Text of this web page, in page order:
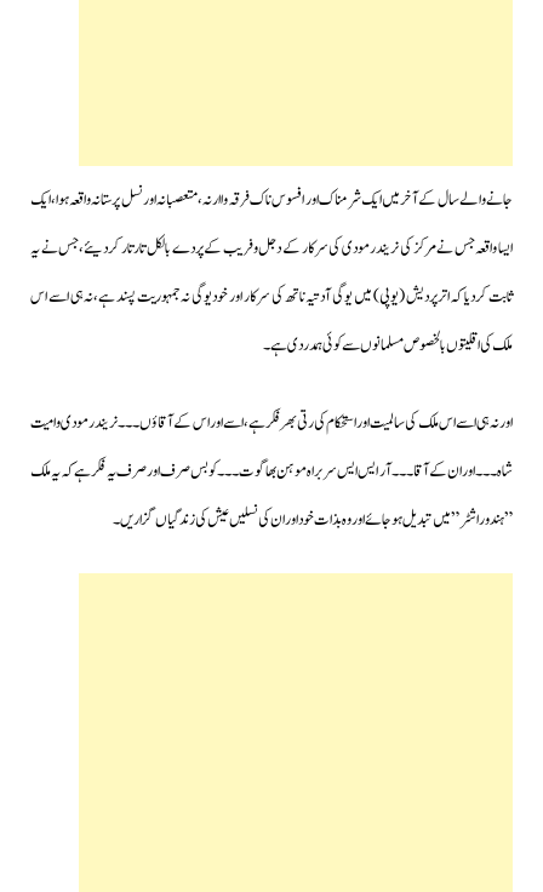
جانے والے سال کے آخر میں ایک شرمناک اور افسوس ناک فرقہ واارنہ،متعصبانہ اور نسل پرستانہ واقعہ ہوا،ایک
ایسا واقعہ جس نے مرکز کی نریندر مودی کی سرکار کے دجل وفریب کے پردے بالکل تار تار کردیئے،جس نے یہ
ثابت کردیا کہ اترپردیش (یوپی) میں یوگی آدتیہ ناتھ کی سرکار اور خود یوگی نہ جمہوریت پسند ہے،نہ ہی اسے اس
ملک کی اقلیتوں بالخصوص مسلمانوں سے کوئی ہمدردی ہے۔
اور نہ ہی اسے اس ملک کی سالمیت اور استحکام کی رتی بھر فکر ہے،اسے اور اس کے آقاؤں ۔۔۔ نریندر مودی وامیت
شاہ ۔۔۔اور ان کے آقا۔۔۔آر ایس ایس سربراہ موہن بھاگوت۔۔۔کو بس صرف اور صرف یہ فکر ہے کہ یہ ملک
” ہندوراشٹر ” میں تبدیل ہوجائے اور وہ بذات خود اور ان کی نسلیں عیش کی زندگیاں گزاریں۔